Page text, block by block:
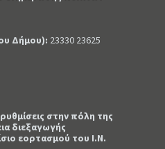
Δήμου): 23330 23625
στην πόλη της
διεξαγωγής
εορτασμού του Ι.Ν.